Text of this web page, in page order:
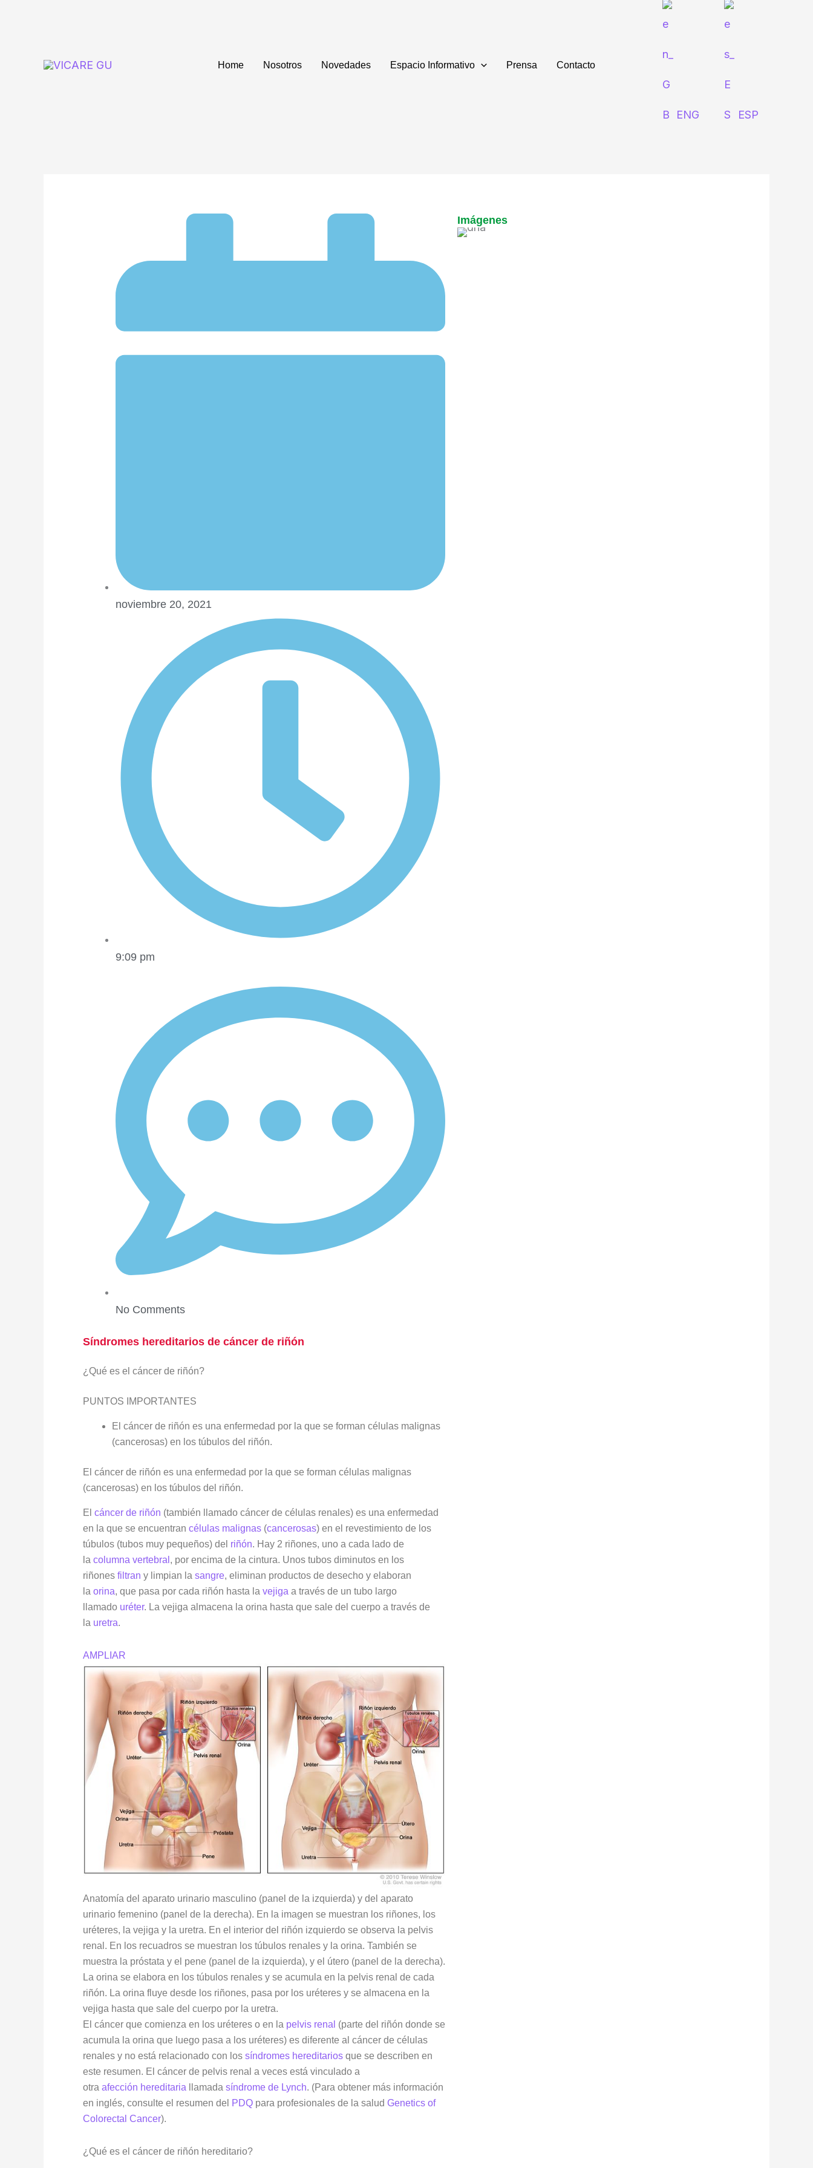
Home Nosotros Novedades Espacio Informativo Prensa Contacto
ENG ESP
noviembre 20, 2021
9:09 pm
No Comments
Síndromes hereditarios de cáncer de riñón
¿Qué es el cáncer de riñón?
PUNTOS IMPORTANTES
El cáncer de riñón es una enfermedad por la que se forman células malignas
(cancerosas) en los túbulos del riñón.
El cáncer de riñón es una enfermedad por la que se forman células malignas
(cancerosas) en los túbulos del riñón.
El cáncer de riñón (también llamado cáncer de células renales) es una enfermedad
en la que se encuentran células malignas (cancerosas) en el revestimiento de los
túbulos (tubos muy pequeños) del riñón. Hay 2 riñones, uno a cada lado de
la columna vertebral , por encima de la cintura. Unos tubos diminutos en los
riñones filtran y limpian la sangre, eliminan productos de desecho y elaboran
la orina, que pasa por cada riñón hasta la vejiga a través de un tubo largo
llamado uréter. La vejiga almacena la orina hasta que sale del cuerpo a través de
la uretra.
AMPLIAR
Anatomía del aparato urinario masculino (panel de la izquierda) y del aparato
urinario femenino (panel de la derecha). En la imagen se muestran los riñones, los
uréteres, la vejiga y la uretra. En el interior del riñón izquierdo se observa la pelvis
renal. En los recuadros se muestran los túbulos renales y la orina. También se
muestra la próstata y el pene (panel de la izquierda), y el útero (panel de la derecha).
La orina se elabora en los túbulos renales y se acumula en la pelvis renal de cada
riñón. La orina fluye desde los riñones, pasa por los uréteres y se almacena en la
vejiga hasta que sale del cuerpo por la uretra.
El cáncer que comienza en los uréteres o en la pelvis renal (parte del riñón donde se
acumula la orina que luego pasa a los uréteres) es diferente al cáncer de células
renales y no está relacionado con los síndromes hereditarios que se describen en
este resumen. El cáncer de pelvis renal a veces está vinculado a
otra afección hereditaria llamada síndrome de Lynch. (Para obtener más información
en inglés, consulte el resumen del
PDQ para profesionales de la salud Genetics of
Colorectal Cancer).
¿Qué es el cáncer de riñón hereditario?
Imágenes